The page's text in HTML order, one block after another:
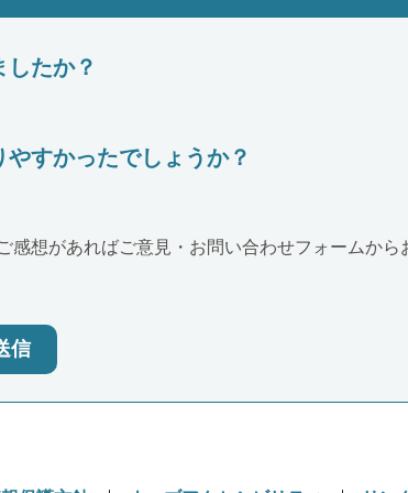
たか？
すかったでしょうか？
感想があればご意見・お問い合わせフォームから
信